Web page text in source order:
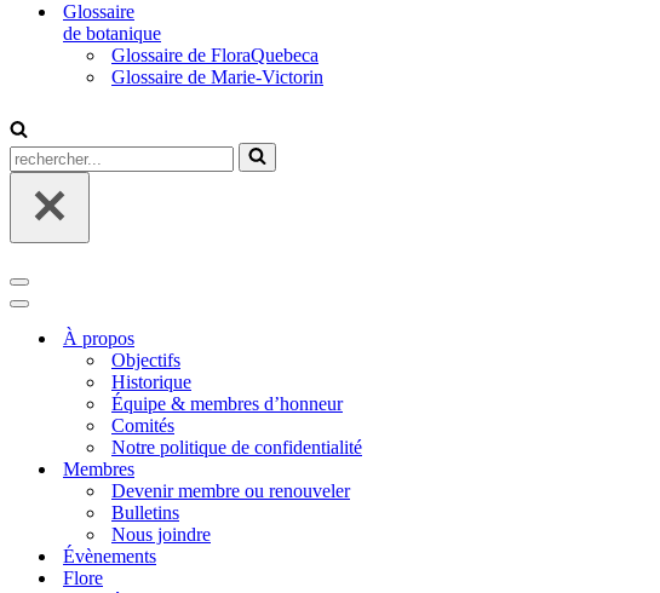
Glossaire
de botanique
Glossaire de FloraQuebeca
Glossaire de Marie-Victorin
Rechercher...
Menu
de
navigation
Menu
navigationÀ propos
Objectifs
Historique
Équipe & membres d’honneur
Comités
Notre politique de confidentialité
Membres
Devenir membre ou renouveler
Bulletins
Nous joindre
Évènements
Flore